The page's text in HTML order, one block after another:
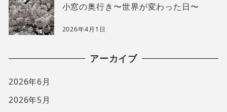
小窓の奥行き〜世界が変わった日〜
2026年4月1日
アーカイブ
2026年6月
2026年5月